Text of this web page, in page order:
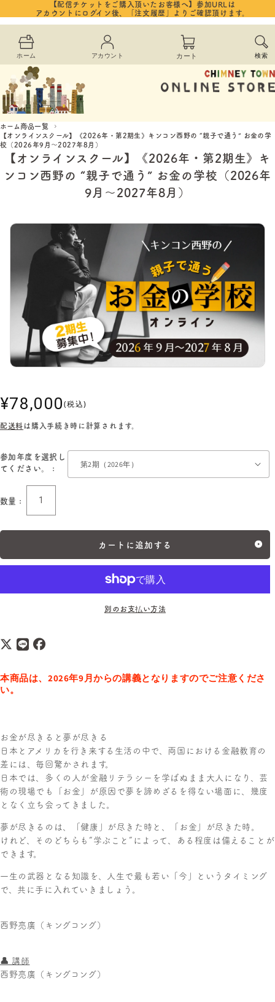
ンツに
進む
【配信チケットをご購入頂いたお客様へ】参加URLは
アカウントにログイン後、「注文履歴」よりご確認頂けます。
ホーム アカウント
カ
ー
ト
カート 検索
ホーム商品一覧
【オンラインスクール】《2026年・第2期生》キンコン西野の “親子で通う” お金の学
校（2026年9月〜2027年8月）
【オンラインスクール】《2026年・第2期生》キ
ンコン西野の “親子で通う” お金の学校（2026年
9月〜2027年8月）
通
価
¥78,000(税込)
配送料は購入手続き時に計算されます。
参加年度を選択し
てください。 :
数量 :
カートに追加する
別のお支払い方法
本商品は、2026年9月からの講義となりますのでご注意くださ
い。
お金が尽きると夢が尽きる
日本とアメリカを行き来する生活の中で、両国における金融教育の
差には、毎回驚かされます。
日本では、多くの人が金融リテラシーを学ばぬまま大人になり、芸
術の現場でも「お金」が原因で夢を諦めざるを得ない場面に、幾度
となく立ち会ってきました。
夢が尽きるのは、「健康」が尽きた時と、「お金」が尽きた時。
けれど、そのどちらも“学ぶこと”によって、ある程度は備えることが
できます。
一生の武器となる知識を、人生で最も若い「今」というタイミング
で、共に手に入れていきましょう。
西野亮廣（キングコング）
👤 講師
西野亮廣（キングコング）